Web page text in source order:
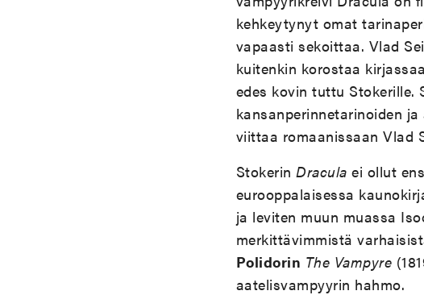
kehkeytynyt omat
vapaasti sekoittaa. Vlad
kuitenkin korostaa
edes kovin tuttu Stokerille.
kansanperinnetarinoiden
viittaa romaanissaan Vlad
Stokerin Dracula ei ollut
eurooppalaisessa
ja leviten muun muassa
merkittävimmistä
Polidorin The Vampyre
aatelisvampyyrin hahmo.